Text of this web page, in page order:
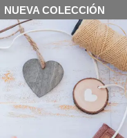
NUEVA COLECCIÓN